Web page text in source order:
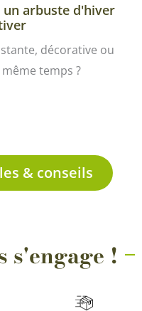
un arbuste d'hiver
décorative ou
temps ?
& conseils
s'engage !